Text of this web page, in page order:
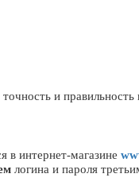
точность и
в интернет-магазине
логина и пароля